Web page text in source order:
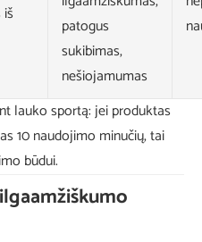
patogus
sukibimas,
nešiojamumas
lauko sportą: jei produktas
10 naudojimo minučių, tai
būdui.